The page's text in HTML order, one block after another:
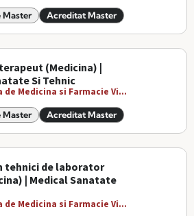
Master Acreditat Master
(Medicina) |
Si Tehnic
Medicina si Farmacie Vi...
Master Acreditat Master
tehnici de laborator
| Medical Sanatate
Medicina si Farmacie Vi...